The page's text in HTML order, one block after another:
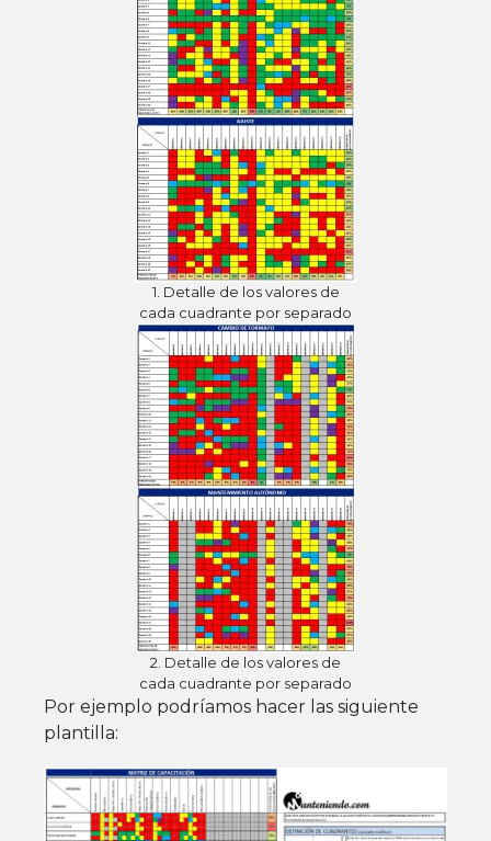
1. Detalle de los valores de
cada cuadrante por separado
2. Detalle de los valores de
cada cuadrante por separado
Por ejemplo podríamos hacer las siguiente
plantilla: